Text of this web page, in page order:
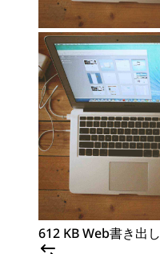
612 KB Web書き出し